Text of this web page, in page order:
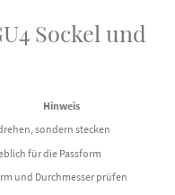
Sockel und
Hinweis
sondern stecken
für die Passform
und Durchmesser prüfen